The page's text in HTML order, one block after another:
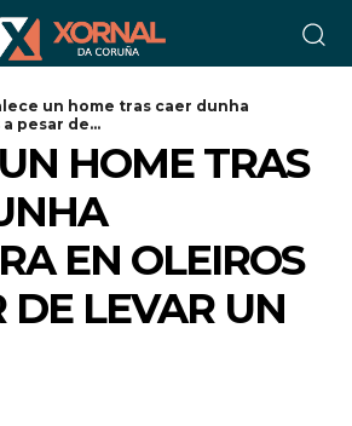
un home tras caer dunha
pesar de...
HOME TRAS
EN OLEIROS
DE LEVAR UN